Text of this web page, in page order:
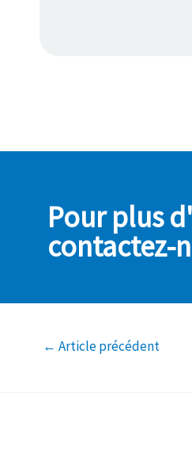
Pour plus
contactez-
← Article précédent